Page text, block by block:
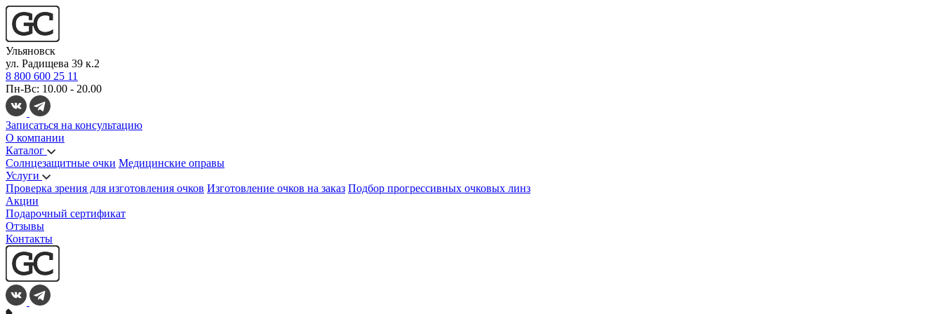
Ульяновск
ул. Радищева 39 к.2
8 800 600 25 11
Пн-Вс: 10.00 - 20.00
Записаться на консультацию
О компании
Каталог
Солнцезащитные очки Медицинские оправы
Услуги
Проверка зрения для изготовления очков Изготовление очков на заказ Подбор прогрессивных очковых линз
Акции
Подарочный сертификат
Отзывы
Контакты